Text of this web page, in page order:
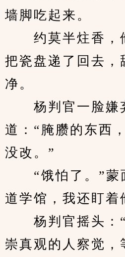
墙脚吃起来。
约莫半炷香，
把瓷盘递了回去，
净。
杨判官一脸嫌
道：“腌臜的东西
没改。”
“饿怕了。”蒙
道学馆，我还盯着
杨判官摇头：“
崇真观的人察觉，